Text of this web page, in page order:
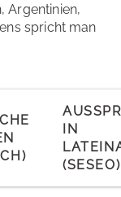
Argentinien,
spricht man
IN
(SESEO)